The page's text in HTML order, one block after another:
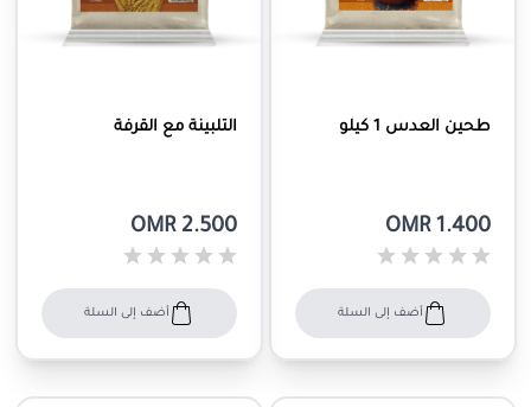
طحين العدس 1 كيلو
OMR 1.400
أضف إلى السلة
التلبينة مع القرفة
OMR 2.500
أضف إلى السلة